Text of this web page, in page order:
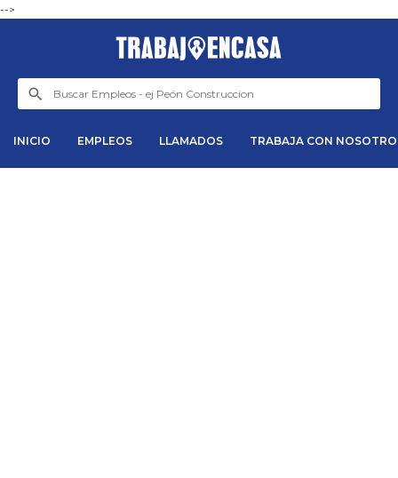
-->
INICIO EMPLEOS LLAMADOS TRABAJA CON